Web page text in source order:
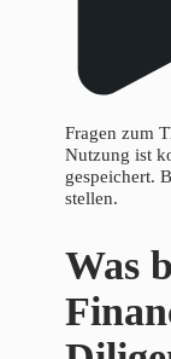
Fragen zum
Nutzung ist
gespeichert.
stellen.
Was